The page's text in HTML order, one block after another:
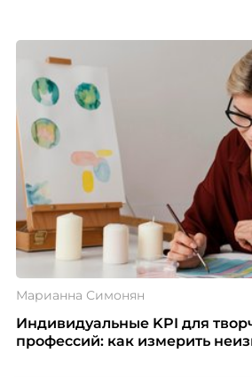
процессы, сохранить качество
масштабироваться без роста
появился AI-помощник,
Skillbox.
Марианна Симонян
Индивидуальные KPI для
профессий: как измерить